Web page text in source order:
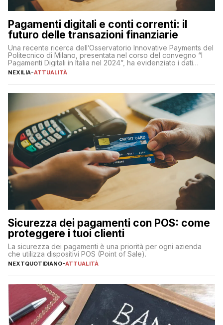
Pagamenti digitali e conti correnti: il
futuro delle transazioni finanziarie
Una recente ricerca dell’Osservatorio Innovative Payments del
Politecnico di Milano, presentata nel corso del convegno “I
Pagamenti Digitali in Italia nel 2024”, ha evidenziato i dati
definitivi del primo semestre 2024 relativamente alle
NEXILIA-ATTUALITÀ
Sicurezza dei pagamenti con POS: come
proteggere i tuoi clienti
La sicurezza dei pagamenti è una priorità per ogni azienda
che utilizza dispositivi POS (Point of Sale).
NEXTQUOTIDIANO-ATTUALITÀ